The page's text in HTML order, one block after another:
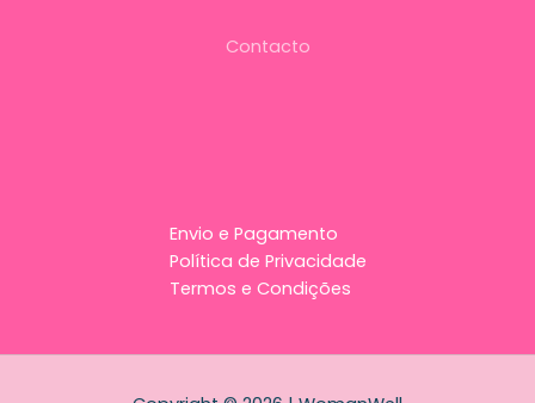
Contacto
Envio e Pagamento
Política de Privacidade
Termos e Condições